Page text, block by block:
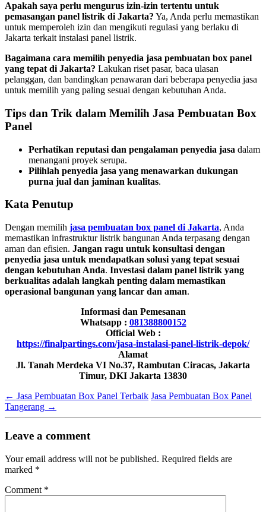
Apakah saya perlu mengurus izin-izin tertentu untuk
pemasangan panel listrik di Jakarta? Ya, Anda perlu memastikan
untuk memperoleh izin dan mengikuti regulasi yang berlaku di
Jakarta terkait instalasi panel listrik.
Bagaimana cara memilih penyedia jasa pembuatan box panel
yang tepat di Jakarta? Lakukan riset pasar, baca ulasan
pelanggan, dan bandingkan penawaran dari beberapa penyedia jasa
untuk memilih yang paling sesuai dengan kebutuhan Anda.
Tips dan Trik dalam Memilih Jasa Pembuatan Box
Panel
Perhatikan reputasi dan pengalaman penyedia jasa dalam
menangani proyek serupa.
Pilihlah penyedia jasa yang menawarkan dukungan
purna jual dan jaminan kualitas.
Kata Penutup
Dengan memilih jasa pembuatan box panel di Jakarta, Anda
memastikan infrastruktur listrik bangunan Anda terpasang dengan
aman dan efisien. Jangan ragu untuk konsultasi dengan
penyedia jasa untuk mendapatkan solusi yang tepat sesuai
dengan kebutuhan Anda. Investasi dalam panel listrik yang
berkualitas adalah langkah penting dalam memastikan
operasional bangunan yang lancar dan aman.
Informasi dan Pemesanan
Whatsapp : 081388800152
Official Web :
https://finalpartings.com/jasa-instalasi-panel-listrik-depok/
Alamat
Jl. Tanah Merdeka VI No.37, Rambutan Ciracas, Jakarta
Timur, DKI Jakarta 13830
← Jasa Pembuatan Box Panel Terbaik Jasa Pembuatan Box Panel
Tangerang →
Leave a comment
Your email address will not be published. Required fields are
marked *
Comment *